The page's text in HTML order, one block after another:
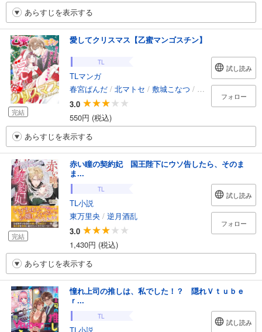
あらすじを表示する
完結
愛してクリスマス【乙蜜マンゴスチン】
TL
TLマンガ
春宮ぱんだ / 北マトセ / 敷城こなつ / 一城れもん
3.0
550円 (税込)
試し読み
フォロー
あらすじを表示する
完結
赤い瞳の契約妃 国王陛下にウソ告したら、そのま
ま...
TL
TL小説
東万里央 / 逆月酒乱
3.0
1,430円 (税込)
試し読み
フォロー
あらすじを表示する
憧れ上司の推しは、私でした！？ 隠れＶｔｕｂｅ
ｒ...
TL
試し読み